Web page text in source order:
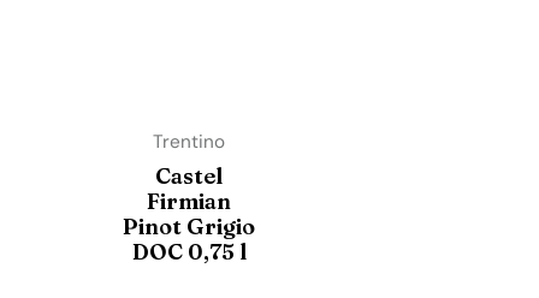
Trentino
Castel
Firmian
Pinot Grigio
DOC 0,75 l